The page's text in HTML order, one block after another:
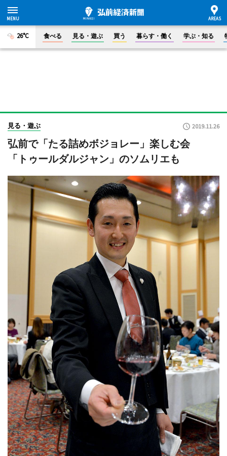
26°C 食べる 見る・遊ぶ 買う 暮らす・働く 学ぶ・知る
見る・遊ぶ 2019.11.26
弘前で「たる詰めボジョレー」楽しむ会
「トゥールダルジャン」のソムリエも